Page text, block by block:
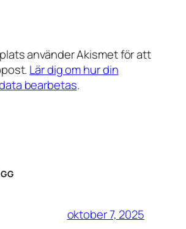
använder Akismet för att
Lär dig om hur din
bearbetas.
oktober 7, 2025